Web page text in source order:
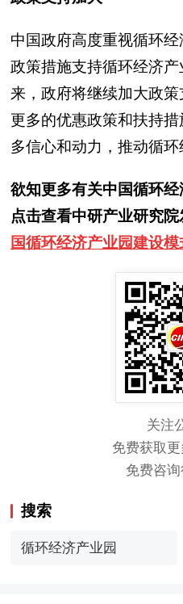
中国政府高度重视循环
政策措施支持循环经济
来，政府将继续加大政
更多的优惠政策和扶持
多信心和动力，推动循环
欲知更多有关中国循环
点击查看中研产业研究
国循环经济产业园建设模
关注
免费获取
免费咨
搜索
循环经济产业园